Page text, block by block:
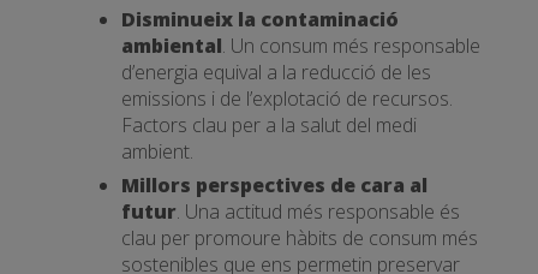
Disminueix la contaminació
ambiental. Un consum més responsable
d’energia equival a la reducció de les
emissions i de l’explotació de recursos.
Factors clau per a la salut del medi
ambient.
Millors perspectives de cara al
futur. Una actitud més responsable és
clau per promoure hàbits de consum més
sostenibles que ens permetin preservar